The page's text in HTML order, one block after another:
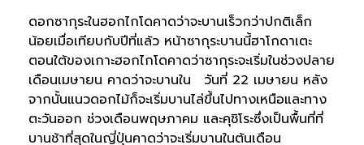
ดอกซากุระในฮอกไกโดคาดว่าจะบานเร็วกว่าปกติเล็ก
น้อยเมื่อเทียบกับปีที่แล้ว หน้าซากุระบานนี้ฮาโกดาเตะ
ตอนใต้ของเกาะฮอกไกโดคาดว่าซากุระจะเริ่มในช่วงปลาย
เดือนเมษายน คาดว่าจะบานใน วันที่ 22 เมษายน หลัง
จากนั้นแนวดอกไม้ก็จะเริ่มบานไล่ขึ้นไปทางเหนือและทาง
ตะวันออก ช่วงเดือนพฤษภาคม และคุชิโระซึ่งเป็นพื้นที่ที่
บานช้าที่สุดในญี่ปุ่นคาดว่าจะเริ่มบานในต้นเดือน